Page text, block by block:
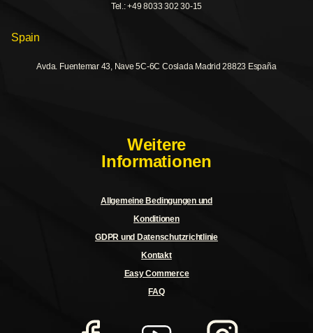
Tel.: +49 8033 302 30-15
Spain
Avda. Fuentemar 43, Nave 5C-6C Coslada Madrid 28823 España
Weitere
Informationen
Allgemeine Bedingungen und
Konditionen
GDPR und Datenschutzrichtlinie
Kontakt
Easy Commerce
FAQ